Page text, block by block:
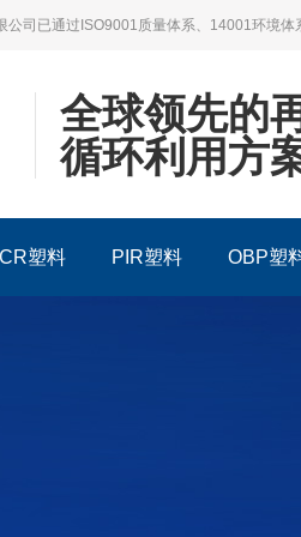
公司已通过ISO9001质量体系、14001环境
全球领先的
循环利用方
塑料 PIR塑料 OBP塑